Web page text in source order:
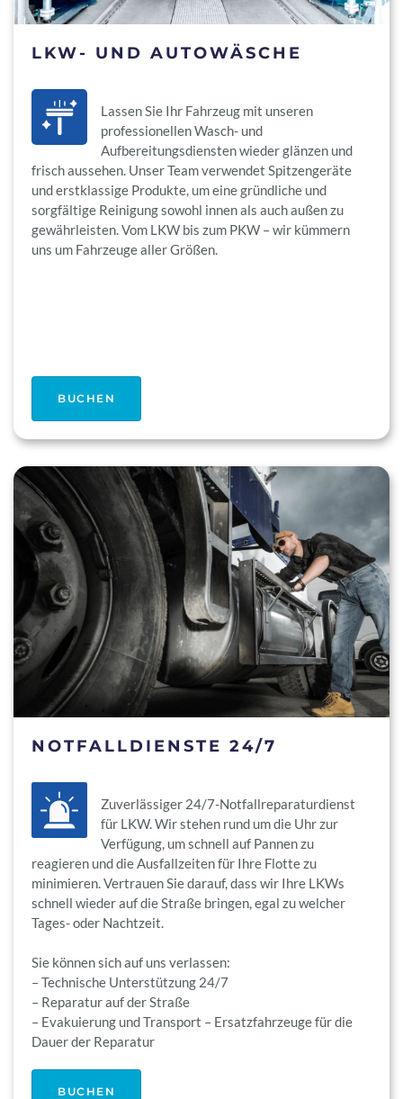
LKW- UND AUTOWÄSCHE
Lassen Sie Ihr Fahrzeug mit unseren
professionellen Wasch- und
Aufbereitungsdiensten wieder glänzen und
frisch aussehen. Unser Team verwendet Spitzengeräte
und erstklassige Produkte, um eine gründliche und
sorgfältige Reinigung sowohl innen als auch außen zu
gewährleisten. Vom LKW bis zum PKW – wir kümmern
uns um Fahrzeuge aller Größen.
BUCHEN
NOTFALLDIENSTE 24/7
Zuverlässiger 24/7-Notfallreparaturdienst
für LKW. Wir stehen rund um die Uhr zur
Verfügung, um schnell auf Pannen zu
reagieren und die Ausfallzeiten für Ihre Flotte zu
minimieren. Vertrauen Sie darauf, dass wir Ihre LKWs
schnell wieder auf die Straße bringen, egal zu welcher
Tages- oder Nachtzeit.
Sie können sich auf uns verlassen:
– Technische Unterstützung 24/7
– Reparatur auf der Straße
– Evakuierung und Transport – Ersatzfahrzeuge für die
Dauer der Reparatur
BUCHEN